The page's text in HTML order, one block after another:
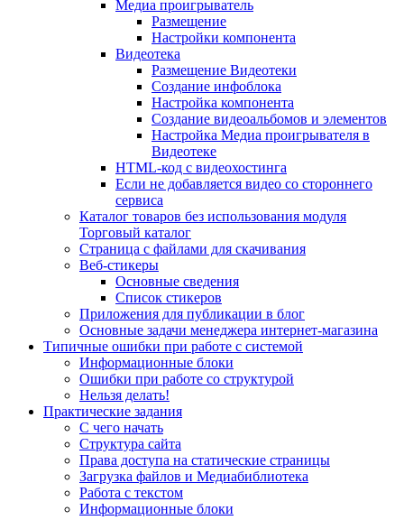
Медиа проигрыватель
Размещение
Настройки компонента
Видеотека
Размещение Видеотеки
Создание инфоблока
Настройка компонента
Создание видеоальбомов и элементов
Настройка Медиа проигрывателя в
Видеотеке
HTML-код с видеохостинга
Если не добавляется видео со стороннего
сервиса
Каталог товаров без использования модуля
Торговый каталог
Страница с файлами для скачивания
Веб-стикеры
Основные сведения
Список стикеров
Приложения для публикации в блог
Основные задачи менеджера интернет-магазина
Типичные ошибки при работе с системой
Информационные блоки
Ошибки при работе со структурой
Нельзя делать!
Практические задания
С чего начать
Структура сайта
Права доступа на статические страницы
Загрузка файлов и Медиабиблиотека
Работа с текстом
Информационные блоки